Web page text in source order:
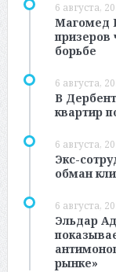
6 августа,
Магомед
призеров
борьбе
6 августа,
В
квартир
6 августа,
Экс-
обман
6 августа,
Эльдар
рынке»